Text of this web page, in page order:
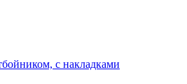
с накладками